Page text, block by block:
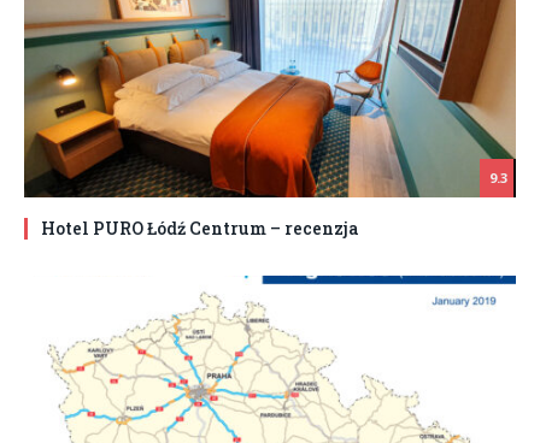
9.3
Hotel PURO Łódź Centrum – recenzja